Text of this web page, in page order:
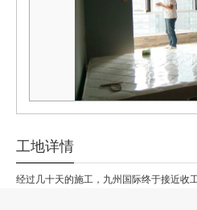
工地详情
经过几十天的施工，九州国际终于接近收